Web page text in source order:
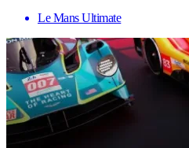
Le Mans Ultimate